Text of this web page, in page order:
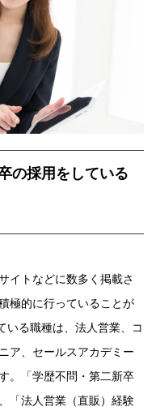
の採用をしている
イトなどに数多く掲載さ
極的に行っていることが
いる職種は、法人営業、コ
ア、セールスアカデミー
。「学歴不問・第二新卒
「法人営業（直販）経験